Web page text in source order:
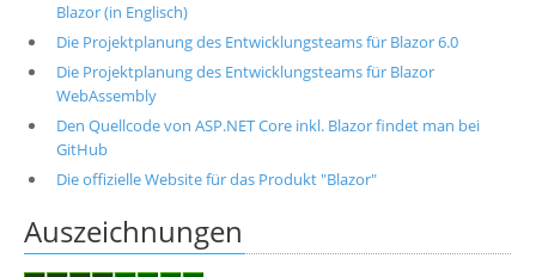
Blazor (in Englisch)
Die Projektplanung des Entwicklungsteams für Blazor 6.0
Die Projektplanung des Entwicklungsteams für Blazor
WebAssembly
Den Quellcode von ASP.NET Core inkl. Blazor findet man bei
GitHub
Die offizielle Website für das Produkt "Blazor"
Auszeichnungen